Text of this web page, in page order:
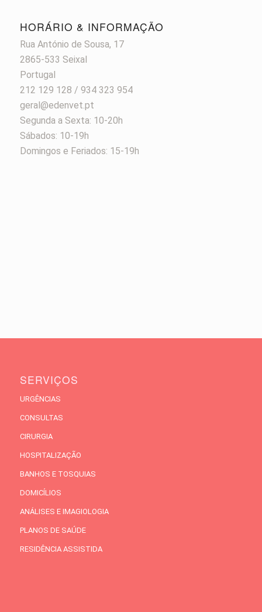
HORÁRIO & INFORMAÇÃO
Rua António de Sousa, 17
2865-533 Seixal
Portugal
212 129 128 / 934 323 954
geral@edenvet.pt
Segunda a Sexta: 10-20h
Sábados: 10-19h
Domingos e Feriados: 15-19h
SERVIÇOS
URGÊNCIAS
CONSULTAS
CIRURGIA
HOSPITALIZAÇÃO
BANHOS E TOSQUIAS
DOMICÍLIOS
ANÁLISES E IMAGIOLOGIA
PLANOS DE SAÚDE
RESIDÊNCIA ASSISTIDA